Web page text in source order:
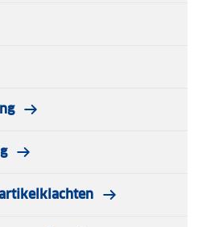
informatie met tips over
personen, handige